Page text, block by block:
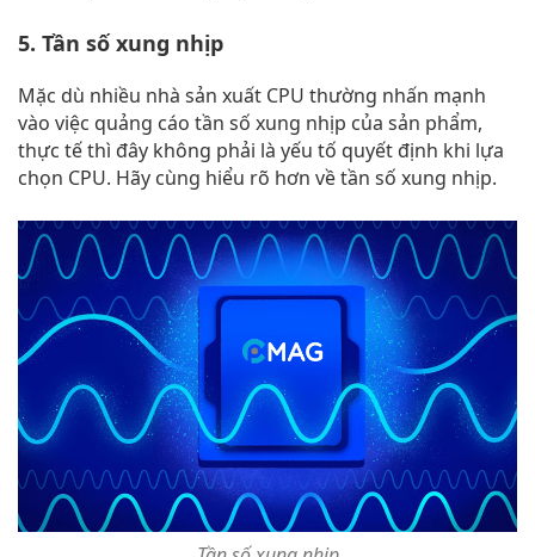
5. Tần số xung nhịp
Mặc dù nhiều nhà sản xuất CPU thường nhấn mạnh
vào việc quảng cáo tần số xung nhịp của sản phẩm,
thực tế thì đây không phải là yếu tố quyết định khi lựa
chọn CPU. Hãy cùng hiểu rõ hơn về tần số xung nhịp.